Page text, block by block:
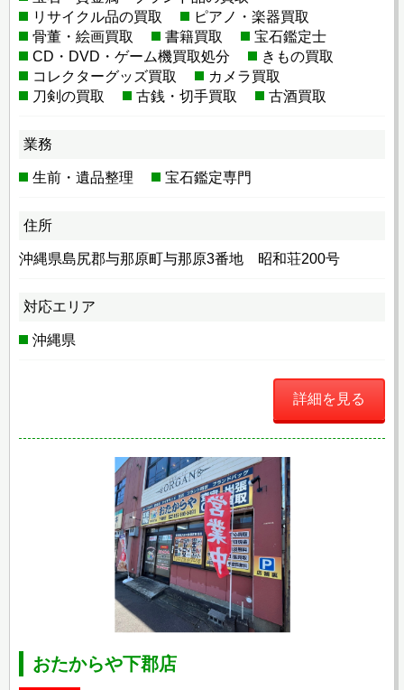
リサイクル品の買取
ピアノ・楽器買取
骨董・絵画買取
書籍買取
宝石鑑定士
CD・DVD・ゲーム機買取処分
きもの買取
コレクターグッズ買取
カメラ買取
刀剣の買取
古銭・切手買取 古酒買取
業務
生前・遺品整理 宝石鑑定専門
住所
沖縄県島尻郡与那原町与那原3番地 昭和荘200号
対応エリア
沖縄県
詳細を見る
おたからや下郡店